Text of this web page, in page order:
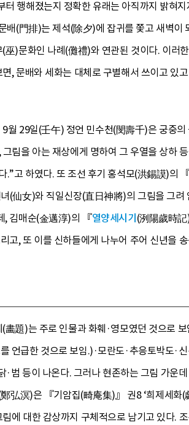
행해졌는지 정확한 유래는 아직까지 밝혀
배(門排)는 제석(除夕)에 잡귀를 쫓고 새벽
巫)문화인 나례(儺禮)와 연관된 것이다. 이러
, 문배와 세화는 대체로 구별해서 쓰이고 있
월 29일(壬午) 정언 민수천(閔壽千)은 궁중
림을 아는 재상에게 명하여 그 우열을 상하
.”고 하였다. 또 조선 후기 홍석모(洪錫謨)의
(仙女)와 직일신장(直日神將)의 그림을 그
, 김매순(金邁淳)의 『열양세시기 (洌陽歲時記
고, 또 이를 신하들에게 나누어 주어 신년을
畵題)는 주로 인물과 화훼·영모였던 것으로
언급한 것으로 보임.)·모란도·추응토박도·
·범 등이 나온다. 그러나 현존하는 그림 가운
弘溟)은 『기암집(畸庵集)』 권8 ‘희제세
에 대한 감상까지 구체적으로 남기고 있다.